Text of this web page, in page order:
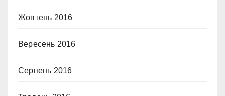
Жовтень 2016
Вересень 2016
Серпень 2016